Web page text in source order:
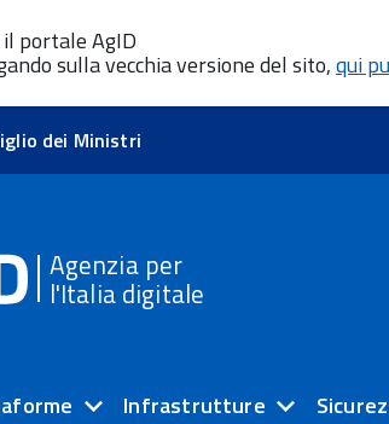
portale AgID
sulla vecchia versione del sito,qui
dei Ministri
Agenzia per
l'Italia digitale
Infrastrutture